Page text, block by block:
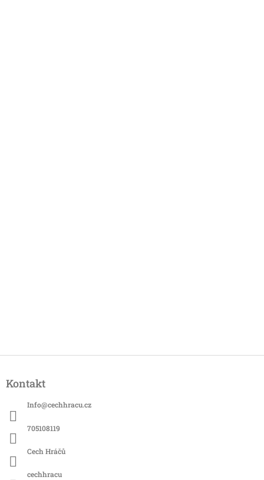
pKontakt
Info@cechhracu.cz
705108119
Cech Hráčů
cechhracu